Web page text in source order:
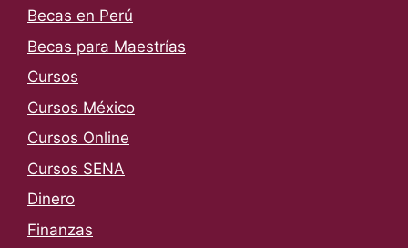
Becas en Perú
Becas para Maestrías
Cursos
Cursos México
Cursos Online
Cursos SENA
Dinero
Finanzas